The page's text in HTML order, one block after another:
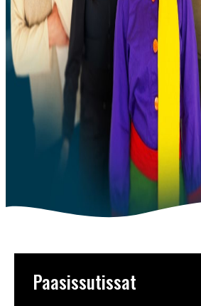
Paasissutissat